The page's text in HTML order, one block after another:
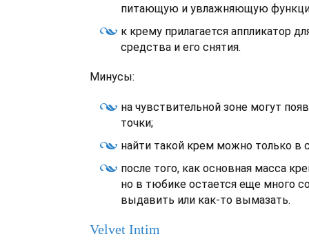
питающую и увлажняющую
к крему прилагается аппликатор
средства и его снятия.
Минусы:
на чувствительной зоне могут
точки;
найти такой крем можно только в
после того, как основная масса
но в тюбике остается еще много
выдавить или как-то вымазать.
Velvet Intim